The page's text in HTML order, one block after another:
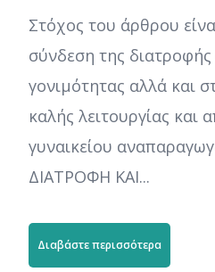
Στόχος του άρθρου
σύνδεση της
γονιμότητας αλλά και
καλής λειτουργίας και
γυναικείου
ΔΙΑΤΡΟΦΗ ΚΑΙ...
Διαβάστε περισσότερα